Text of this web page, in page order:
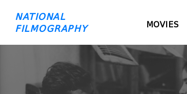
NATIONAL
FILMOGRAPHY
MOVIES